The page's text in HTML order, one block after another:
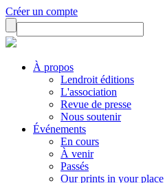
Créer un compte
À propos
Lendroit éditions
L'association
Revue de presse
Nous soutenir
Événements
En cours
À venir
Passés
Our prints in your place